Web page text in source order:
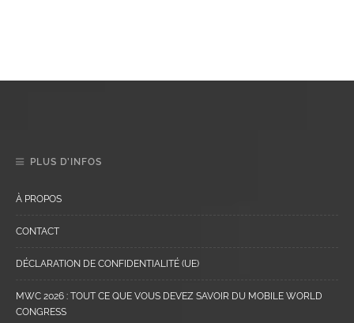
PLUS D’INFOS
À PROPOS
CONTACT
DÉCLARATION DE CONFIDENTIALITÉ (UE)
MWC 2026 : TOUT CE QUE VOUS DEVEZ SAVOIR DU MOBILE WORLD
CONGRESS